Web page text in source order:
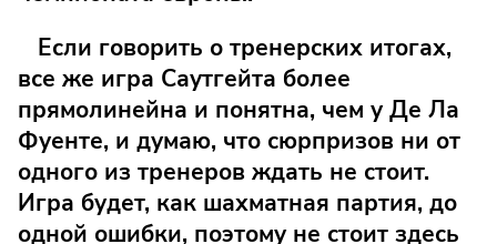
Если говорить о тренерских итогах,
все же игра Саутгейта более
прямолинейна и понятна, чем у Де Ла
Фуенте, и думаю, что сюрпризов ни от
одного из тренеров ждать не стоит.
Игра будет, как шахматная партия, до
одной ошибки, поэтому не стоит здесь